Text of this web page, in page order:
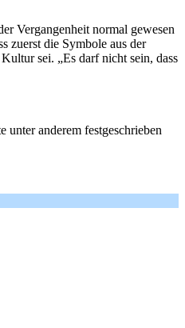
Vergangenheit normal gewesen
zuerst die Symbole aus der
sei. „Es darf nicht sein, dass
anderem festgeschrieben